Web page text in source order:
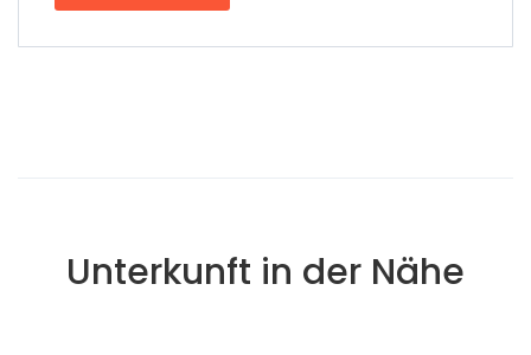
Unterkunft in der Nähe